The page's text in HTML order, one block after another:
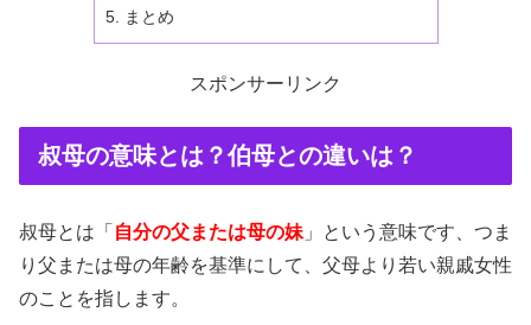
まとめ
スポンサーリンク
叔母の意味とは？伯母との違いは？
叔母とは「 自分の父または母の妹 」という意味です、つま
り父または母の年齢を基準にして、父母より若い親戚女性
のことを指します。